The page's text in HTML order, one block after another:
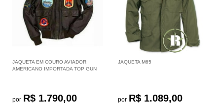
JAQUETA EM COURO AVIADOR
AMERICANO IMPORTADA TOP GUN
por R$ 1.790,00
JAQUETA M65
por R$ 1.089,00